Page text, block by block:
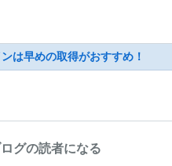
は早めの取得がおすすめ！
グの読者になる